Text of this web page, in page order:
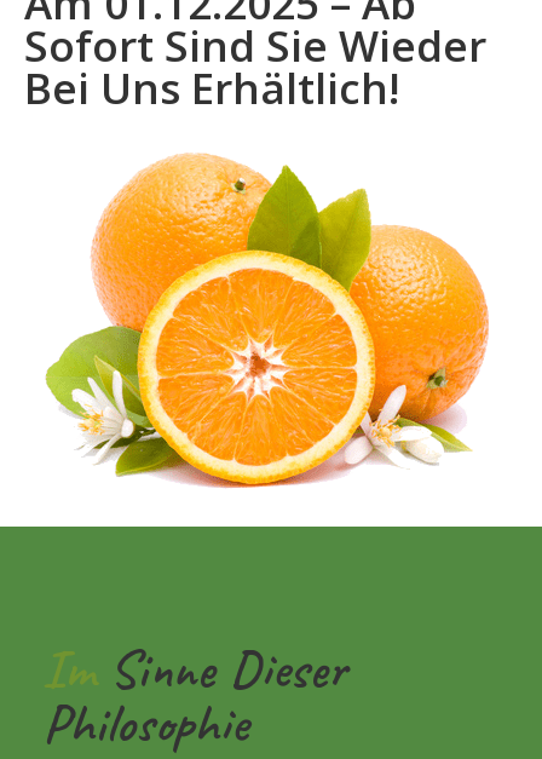
Sofort Sind Sie Wieder
Bei Uns Erhältlich!
ImSinne Dieser
Philosophie